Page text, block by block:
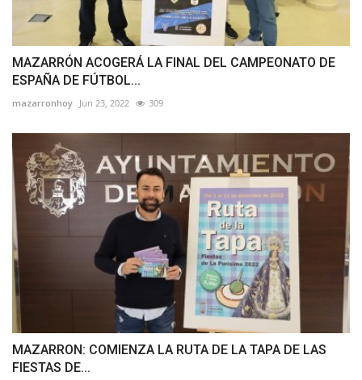
MAZARRÓN ACOGERÁ LA FINAL DEL CAMPEONATO DE
ESPAÑA DE FÚTBOL...
mazarronhoy Jun 23, 2022 309
MAZARRON: COMIENZA LA RUTA DE LA TAPA DE LAS
FIESTAS DE...